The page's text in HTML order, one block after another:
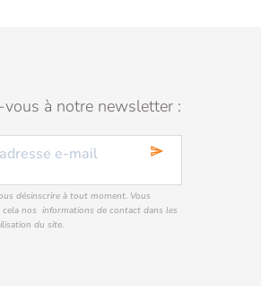
vous à notre newsletter :
send
désinscrire à tout moment. Vous
nos informations de contact dans les
du site.